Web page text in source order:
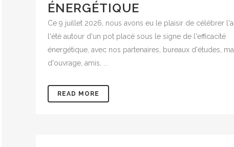
ÉNERGÉTIQUE
Ce 9 juillet 2026, nous avons eu le plaisir de célébrer
l'été autour d'un pot placé sous le signe de l'efficacité
énergétique, avec nos partenaires, bureaux d'études,
d'ouvrage, amis, ...
READ MORE